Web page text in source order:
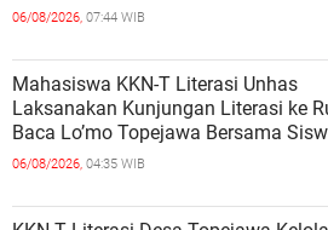
06/08/2026, 07:44 WIB
Mahasiswa KKN-T Literasi Unhas
Laksanakan Kunjungan Literasi ke
Baca Lo’mo Topejawa Bersama
SDN 66 Kajang
06/08/2026, 04:35 WIB